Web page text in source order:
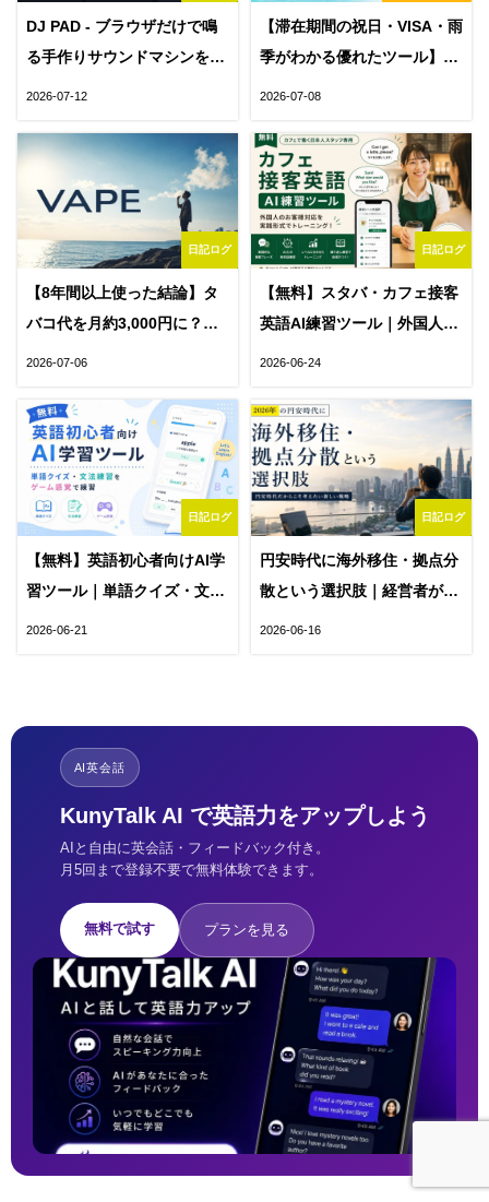
DJ PAD - ブラウザだけで鳴
る手作りサウンドマシンを作
2026-07-12
【滞在期間の祝日・VISA・雨
季がわかる優れたツール】フ
2026-07-08
日記ログ
【8年間以上使った結論】タ
バコ代を月約3,000円に？
2026-07-06
日記ログ
【無料】スタバ・カフェ接客
英語AI練習ツール｜外国人対
2026-06-24
日記ログ
【無料】英語初心者向けAI学
習ツール｜単語クイズ・文法
2026-06-21
日記ログ
円安時代に海外移住・拠点分
散という選択肢｜経営者が東
2026-06-16
AI英会話
KunyTalk AI で英語力をアップしよう
AIと自由に英会話・フィードバック付き。
月5回まで登録不要で無料体験できます。
無料で試す プランを見る